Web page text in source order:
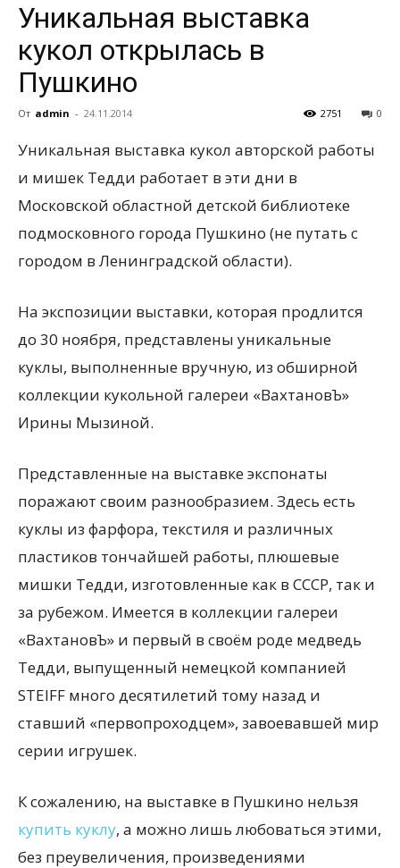
Уникальная выставка
кукол открылась в
Пушкино
От admin - 24.11.2014 0
2751
Уникальная выставка кукол авторской работы
и мишек Тедди работает в эти дни в
Московской областной детской библиотеке
подмосковного города Пушкино (не путать с
городом в Ленинградской области).
На экспозиции выставки, которая продлится
до 30 ноября, представлены уникальные
куклы, выполненные вручную, из обширной
коллекции кукольной галереи «ВахтановЪ»
Ирины Мызиной.
Представленные на выставке экспонаты
поражают своим разнообразием. Здесь есть
куклы из фарфора, текстиля и различных
пластиков тончайшей работы, плюшевые
мишки Тедди, изготовленные как в СССР, так и
за рубежом. Имеется в коллекции галереи
«ВахтановЪ» и первый в своём роде медведь
Тедди, выпущенный немецкой компанией
STEIFF много десятилетий тому назад и
ставший «первопроходцем», завоевавшей мир
серии игрушек.
К сожалению, на выставке в Пушкино нельзя
купить куклу, а можно лишь любоваться этими,
без преувеличения, произведениями